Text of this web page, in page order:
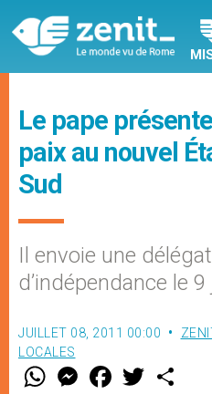
Le pape
paix au nouvel
Sud
Il envoie une
d’indépendance le
JUILLET 08, 2011 00:00
LOCALES
W M
e
F
a w